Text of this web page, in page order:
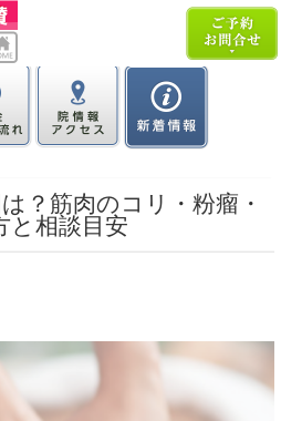
？筋肉のコリ・粉瘤・
と相談目安